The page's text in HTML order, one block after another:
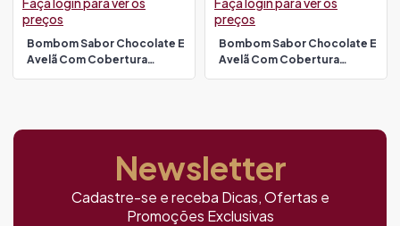
Bombom Sabor Chocolate E
Avelã Com Cobertura
preços
Bombom Sabor Chocolate E
Avelã Com Cobertura
preços
Newsletter
Cadastre-se e receba Dicas, Ofertas e
Promoções Exclusivas